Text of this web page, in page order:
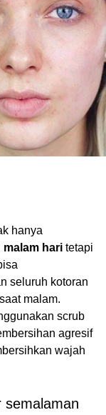
hanya
malam hari tetapi
seluruh kotoran
malam.
scrub
agresif
wajah
semalaman